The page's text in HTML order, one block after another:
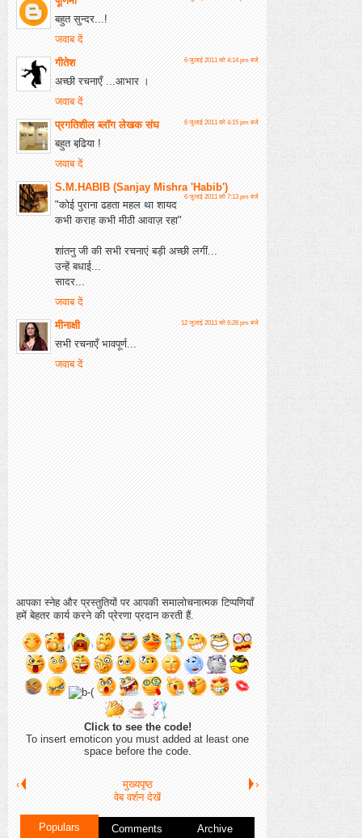
बहुत सुन्दर...!
जवाब दें
गीतेश
6 जुलाई 2011 को 4:14 pm बजे
अच्छी रचनाएँ ...आभार ।
जवाब दें
प्रगतिशील ब्लॉग लेखक संघ
6 जुलाई 2011 को 4:15 pm बजे
बहुत बढि़या !
जवाब दें
S.M.HABIB (Sanjay Mishra 'Habib')
6 जुलाई 2011 को 7:13 pm बजे
"कोई पुराना ढहता महल था शायद
कभी कराह कभी मीठी आवाज़ रहा"
शांतनु जी की सभी रचनाएं बड़ी अच्छी लगीं...
उन्हें बधाई...
सादर...
जवाब दें
मीनाक्षी
12 जुलाई 2011 को 6:26 pm बजे
सभी रचनाएँ भावपूर्ण...
जवाब दें
आपका स्नेह और प्रस्तुतियों पर आपकी समालोचनात्मक टिप्पणियाँ
हमें बेहतर कार्य करने की प्रेरणा प्रदान करती हैं.
Click to see the code!
To insert emoticon you must added at least one
space before the code.
‹ ›
मुख्यपृष्ठ
वेब वर्शन देखें
Populars Comments Archive